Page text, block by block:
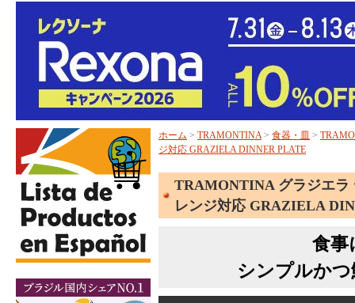
ホーム > TRAMONTINA> 食器・皿 >
ジ対応 GRAZIELA DINNER PLATE
TRAMONTINA グラジエラ
レンジ対応 GRAZIELA
食事
シンプルか